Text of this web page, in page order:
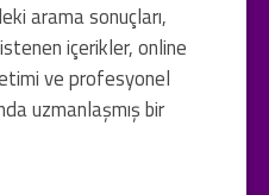
arama sonuçları,
içerikler, online
ve profesyonel
uzmanlaşmış bir